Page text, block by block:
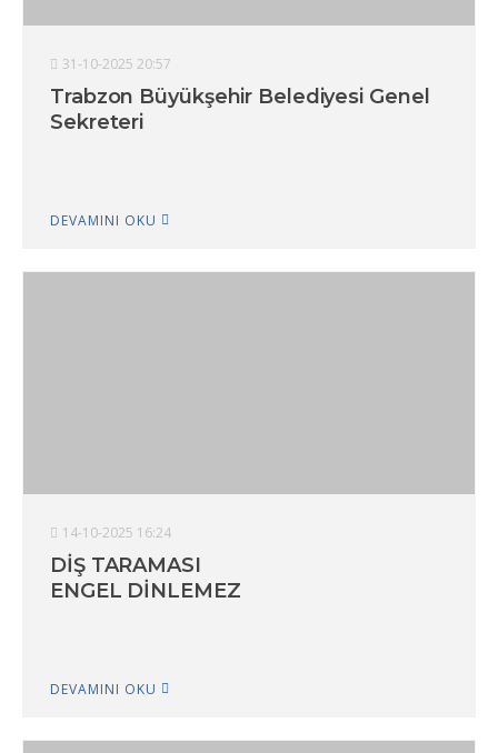
31-10-2025 20:57
Trabzon Büyükşehir Belediyesi Genel
Sekreteri
DEVAMINI OKU
14-10-2025 16:24
DİŞ TARAMASI
ENGEL DİNLEMEZ
DEVAMINI OKU